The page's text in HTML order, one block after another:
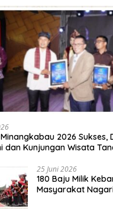
2026 Sukses,
dan Kunjungan Wisata
25 Juni 2026
180 Baju Milik
Masyarakat